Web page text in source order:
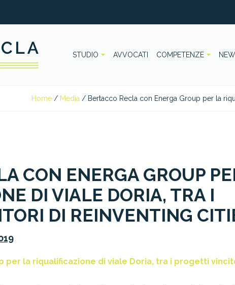
STUDIO AVVOCATI COMPETENZE
Home / Media / Bertacco Recla con Energa Group per la
CON ENERGA GROUP
DI VIALE DORIA, TRA I
DI REINVENTING
per la riqualificazione di viale Doria, tra i progetti